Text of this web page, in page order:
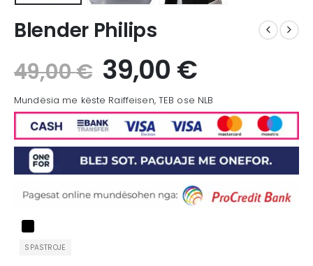
Blender Philips
49,00€ 39,00 €
Mundësia me këste Raiffeisen, TEB ose NLB
SPASTROJE